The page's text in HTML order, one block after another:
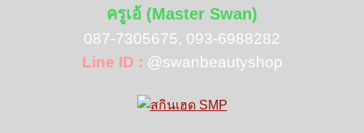
ครูเอ้ (Master Swan)
087-7305675, 093-6988282
Line ID : @swanbeautyshop